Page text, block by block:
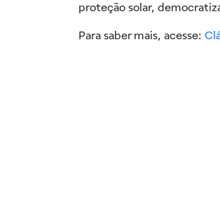
proteção solar,
Para saber mais, acesse: